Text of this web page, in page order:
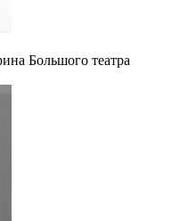
Большого театра